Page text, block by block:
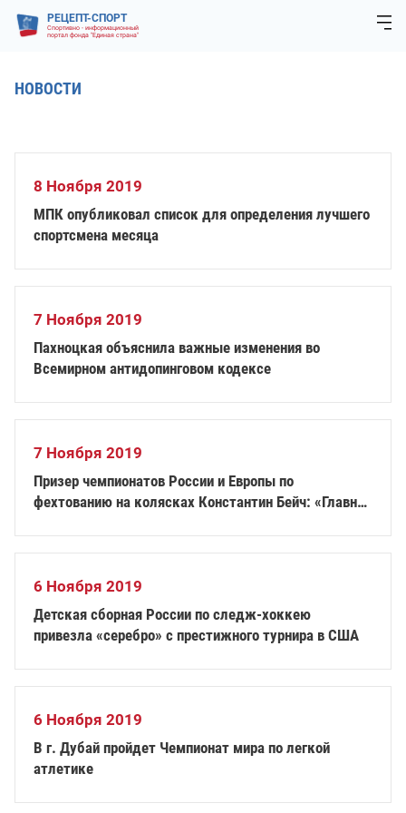
РЕЦЕПТ-СПОРТ
Спортивно - информационный
портал фонда "Единая страна"
НОВОСТИ
8 Ноября 2019
МПК опубликовал список для определения лучшего
спортсмена месяца
7 Ноября 2019
Пахноцкая объяснила важные изменения во
Всемирном антидопинговом кодексе
7 Ноября 2019
Призер чемпионатов России и Европы по
фехтованию на колясках Константин Бейч: «Главное
6 Ноября 2019
Детская сборная России по следж-хоккею
привезла «серебро» с престижного турнира в США
6 Ноября 2019
В г. Дубай пройдет Чемпионат мира по легкой
атлетике